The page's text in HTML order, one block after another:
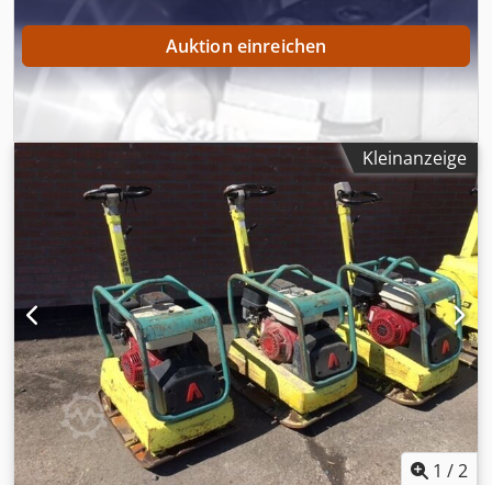
Auktion einreichen
Kleinanzeige
1 /2